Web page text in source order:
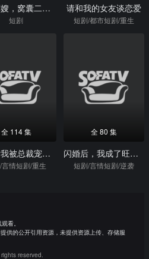
天降悍嫂，窝囊二房终于来了话事人
短剧
请和我的女友谈恋爱
短剧/都市短剧/重生
全 114 集
重生后我被总裁宠上天
情短剧/重生
全 80 集
闪婚后，我成了旺夫小福妻
短剧/言情短剧/逆袭
看。
供的公开引用资源，未提供资源上传、存储服
reserved.